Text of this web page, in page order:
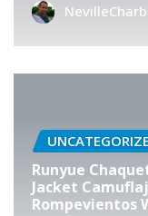
Runyue
Jacket
Rompevientos